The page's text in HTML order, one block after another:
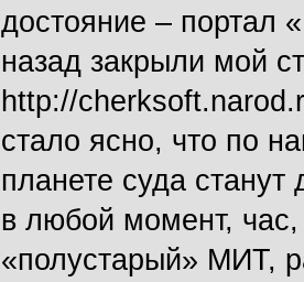
достояние – портал
назад закрыли мой
http://
стало ясно, что по
планете суда станут
в любой момент,
«полустарый» МИТ,